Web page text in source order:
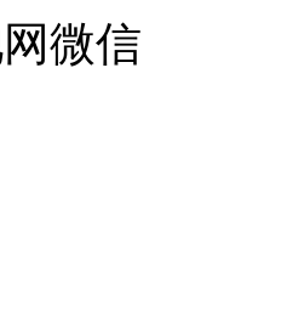
微信